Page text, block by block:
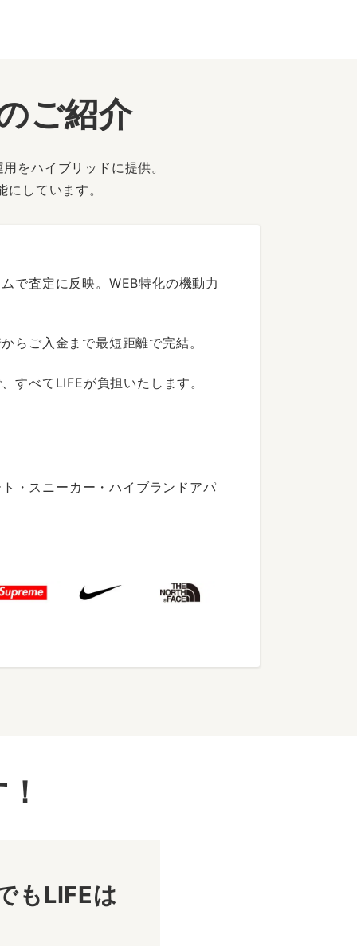
ご紹介
をハイブリッドに提供。
しています。
で査定に反映。WEB特化の機動力
らご入金まで最短距離で完結。
すべてLIFEが負担いたします。
・スニーカー・ハイブランドアパ
もLIFEは